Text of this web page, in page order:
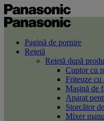
Pagină de pornire
Reţetă
Reţetă după
Cuptor cu
Friteuze cu
Maşină de
Aparat
Storcător
Mixer